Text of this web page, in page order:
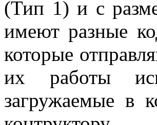
(Тип 1) и с
имеют разные
которые
их работы
загружаемые в